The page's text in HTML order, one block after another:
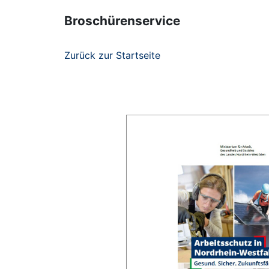
Broschürenservice
Zurück zur Startseite